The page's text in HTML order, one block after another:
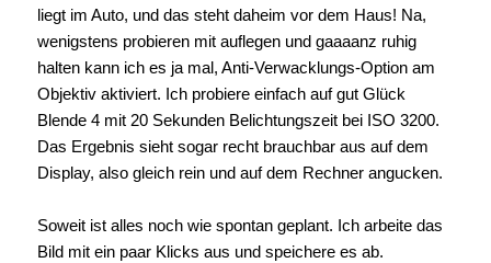
liegt im Auto, und das steht daheim vor dem Haus! Na,
wenigstens probieren mit auflegen und gaaaanz ruhig
halten kann ich es ja mal, Anti-Verwacklungs-Option am
Objektiv aktiviert. Ich probiere einfach auf gut Glück
Blende 4 mit 20 Sekunden Belichtungszeit bei ISO 3200.
Das Ergebnis sieht sogar recht brauchbar aus auf dem
Display, also gleich rein und auf dem Rechner angucken.
Soweit ist alles noch wie spontan geplant. Ich arbeite das
Bild mit ein paar Klicks aus und speichere es ab.